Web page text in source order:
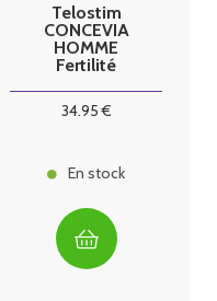
Telostim
CONCEVIA
HOMME
Fertilité
34.95€
En stock